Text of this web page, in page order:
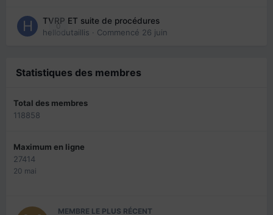
0
TVRP ET suite de procédures
hellodutaillis · Commencé 26 juin
Statistiques des membres
Total des membres
118858
Maximum en ligne
27414
20 mai
MEMBRE LE PLUS RÉCENT